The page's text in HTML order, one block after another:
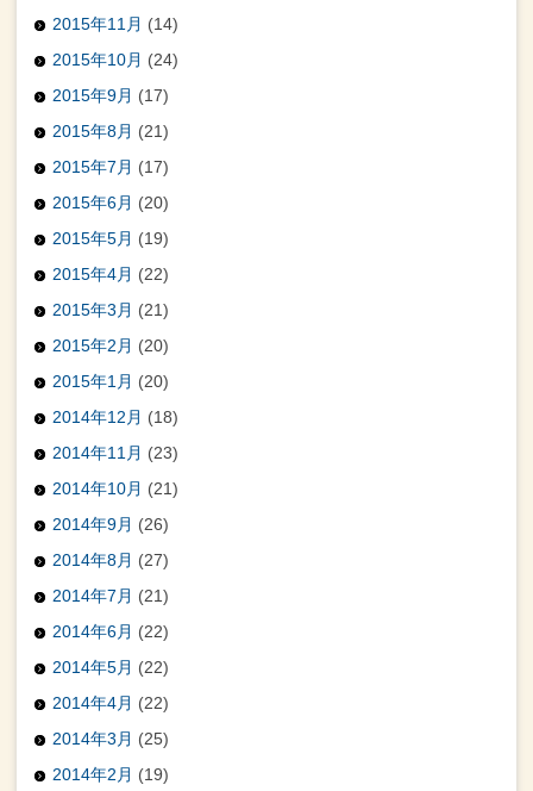
2015年11月 (14)
2015年10月 (24)
2015年9月 (17)
2015年8月 (21)
2015年7月 (17)
2015年6月 (20)
2015年5月 (19)
2015年4月 (22)
2015年3月 (21)
2015年2月 (20)
2015年1月 (20)
2014年12月 (18)
2014年11月 (23)
2014年10月 (21)
2014年9月 (26)
2014年8月 (27)
2014年7月 (21)
2014年6月 (22)
2014年5月 (22)
2014年4月 (22)
2014年3月 (25)
2014年2月 (19)